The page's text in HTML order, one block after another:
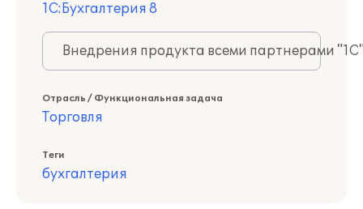
1С:Бухгалтерия 8
Внедрения продукта всеми партнерами
Отрасль / Функциональная задача
Торговля
Теги
бухгалтерия